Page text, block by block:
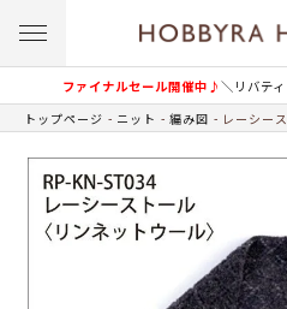
ファイナルセール開催中♪＼リバテ
トップページ ニット 編み図 レーシー